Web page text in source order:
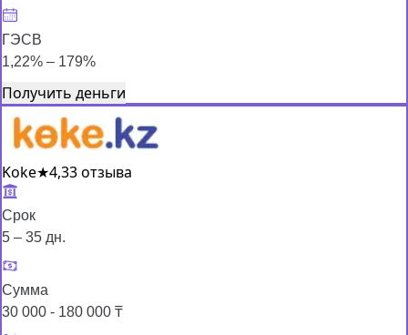
ГЭСВ
1,22% – 179%
Получить деньги
Koke★4,33 отзыва
Срок
5 – 35 дн.
Сумма
30 000 - 180 000 ₸